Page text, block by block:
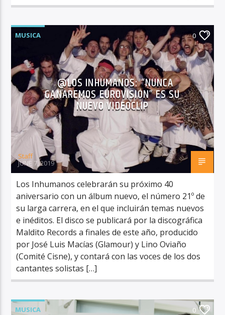
MUSICA 0
@LOS INHUMANOS: “NUNCA
GANAREMOS EUROVISIÓN” ES SU
NUEVO VIDEOCLIP
Staff
JUNE 7, 2019
Los Inhumanos celebrarán su próximo 40
aniversario con un álbum nuevo, el número 21º de
su larga carrera, en el que incluirán temas nuevos
e inéditos. El disco se publicará por la discográfica
Maldito Records a finales de este año, producido
por José Luis Macías (Glamour) y Lino Oviaño
(Comité Cisne), y contará con las voces de los dos
cantantes solistas […]
MUSICA 0